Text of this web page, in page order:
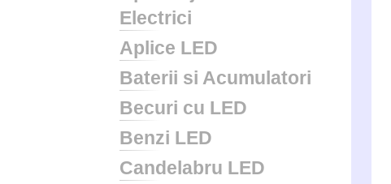
Electrici
Aplice LED
Baterii si Acumulatori
Becuri cu LED
Benzi LED
Candelabru LED